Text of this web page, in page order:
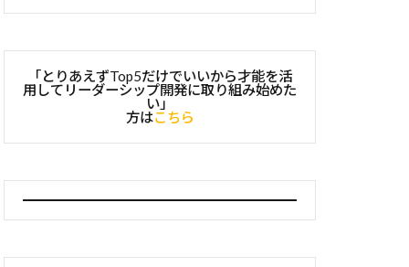
「とりあえずTop5だけでいいから才能を活
用してリーダーシップ開発に取り組み始めた
い」
方はこちら